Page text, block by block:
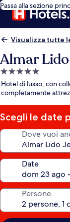
Passa alla sezione
Visualizza tutte
Almar
Struttura
a
5.0
stelle
Hotel di lusso, con
completamente
Scegli le date
Dove vuoi
Date
Persone